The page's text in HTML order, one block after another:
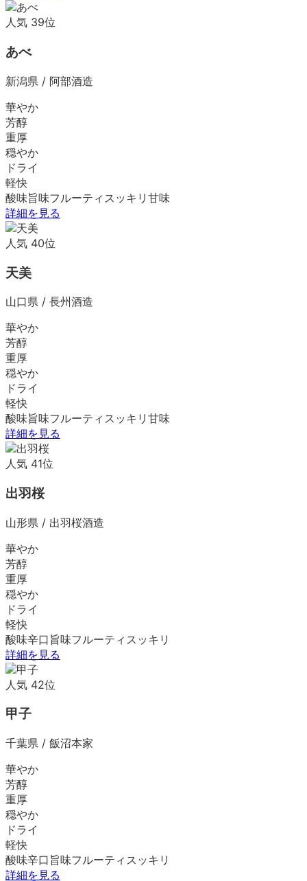
人気 39位
あべ
新潟県 / 阿部酒造
華やか
芳醇
重厚
穏やか
ドライ
軽快
酸味旨味フルーティ スッキリ 甘味
詳細を見る
人気 40位
天美
山口県 / 長州酒造
華やか
芳醇
重厚
穏やか
ドライ
軽快
酸味旨味フルーティ スッキリ 甘味
詳細を見る
人気 41位
出羽桜
山形県 / 出羽桜酒造
華やか
芳醇
重厚
穏やか
ドライ
軽快
酸味辛口 旨味フルーティ スッキリ
詳細を見る
人気 42位
甲子
千葉県 / 飯沼本家
華やか
芳醇
重厚
穏やか
ドライ
軽快
酸味辛口 旨味フルーティ スッキリ
詳細を見る